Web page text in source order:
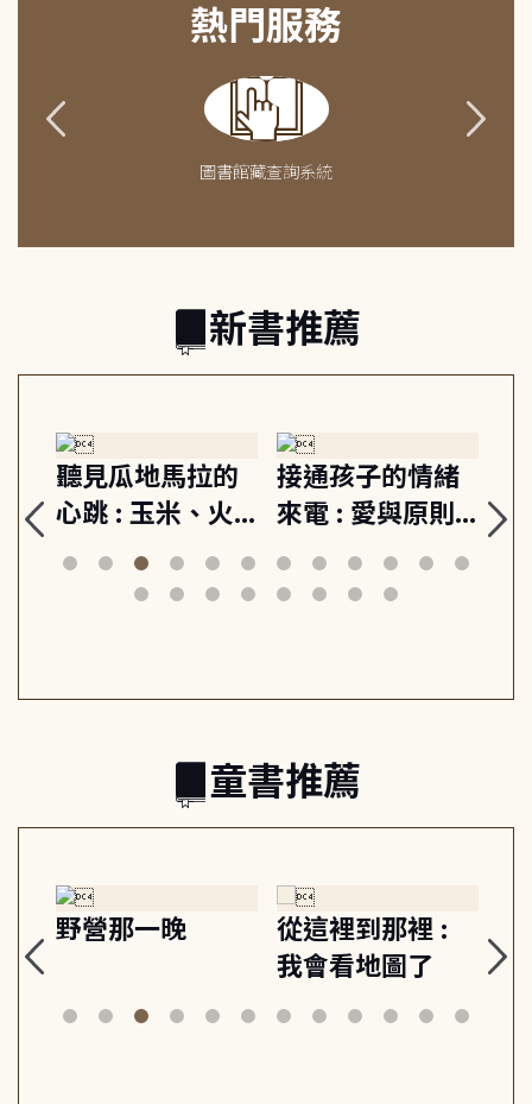
熱門服務
圖書館藏查詢系統
新書推薦
聽見瓜地馬拉的
心跳 : 玉米、火
山與信仰, 外交官
筆下的現代馬雅
接通孩子的情緒
來電 : 愛與原則,
建立教養的安定
節奏 22個行動練
關
童書推薦
野營那一晚
從這裡到那裡 :
我會看地圖了
美